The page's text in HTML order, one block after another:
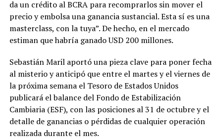
da un crédito al BCRA para recomprarlos sin mover el
precio y embolsa una ganancia sustancial. Esta sí es una
masterclass, con la tuya”. De hecho, en el mercado
estiman que habría ganado USD 200 millones.
Sebastián Maril aportó una pieza clave para poner fecha
al misterio y anticipó que entre el martes y el viernes de
la próxima semana el Tesoro de Estados Unidos
publicará el balance del Fondo de Estabilización
Cambiaria (ESF), con las posiciones al 31 de octubre y el
detalle de ganancias o pérdidas de cualquier operación
realizada durante el mes.